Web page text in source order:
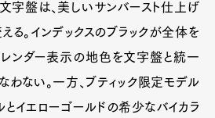
字盤は、美しいサンバースト仕上げ
る。インデックスのブラックが全体を
レンダー表示の地色を文字盤と統一
ない。一方、ブティック限定モデル
とイエローゴールドの希少なバイカラ